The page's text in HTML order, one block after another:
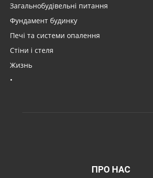
Загальнобудівельні питання
Фундамент будинку
Печі та системи опалення
Стіни і стеля
Жизнь
•
ПРО НАС